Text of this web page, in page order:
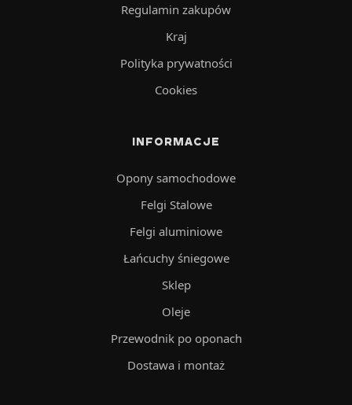
Regulamin zakupów
Kraj
Polityka prywatności
Cookies
INFORMACJE
Opony samochodowe
Felgi Stalowe
Felgi aluminiowe
Łańcuchy śniegowe
Sklep
Oleje
Przewodnik po oponach
Dostawa i montaż